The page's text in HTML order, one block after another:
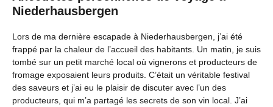
Niederhausbergen
Lors de ma dernière escapade à Niederhausbergen, j’ai été
frappé par la chaleur de l’accueil des habitants. Un matin, je suis
tombé sur un petit marché local où vignerons et producteurs de
fromage exposaient leurs produits. C’était un véritable festival
des saveurs et j’ai eu le plaisir de discuter avec l’un des
producteurs, qui m’a partagé les secrets de son vin local. J’ai